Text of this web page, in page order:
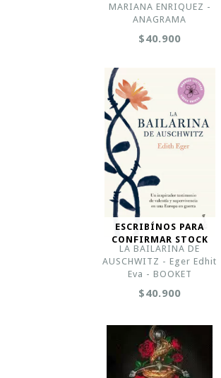
MARIANA ENRIQUEZ -
ANAGRAMA
$40.900
ESCRIBÍNOS PARA
CONFIRMAR STOCK
LA BAILARINA DE
AUSCHWITZ - Eger Edhit
Eva - BOOKET
$40.900